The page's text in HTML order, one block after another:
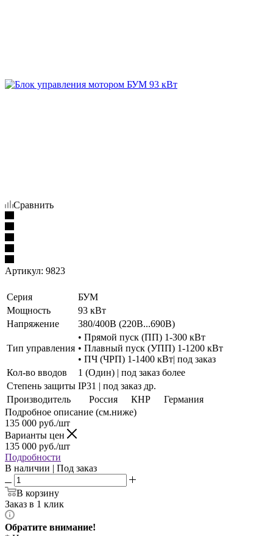
Сравнить
Артикул: 9823
Серия
БУМ
Мощность
93 кВт
Напряжение
380/400В (220В...690В)
Тип управления
• Прямой пуск (ПП) 1-300 кВт
• Плавный пуск (УПП) 1-1200 кВт
• ПЧ (ЧРП) 1-1400 кВт| под заказ
Кол-во вводов
1 (Один) | под заказ более
Степень защиты IP31 | под заказ др.
Производитель
Россия КНР
Германия
Подробное описание (см.ниже)
135 000 руб./шт
Варианты цен
135 000 руб./шт
Подробности
В наличии | Под заказ
В корзину
Заказ в 1 клик
Обратите внимание!